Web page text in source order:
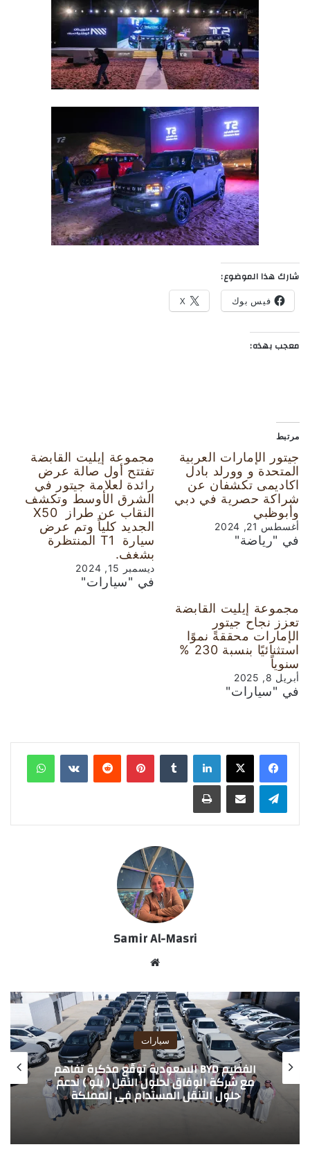
شارك هذا الموضوع:
فيس بوك X
معجب بهذه:
مرتبط
جيتور الإمارات العربية
المتحدة و وورلد بادل
اكاديمى تكشفان عن
شراكة حصرية في دبي
وأبوظبي
أغسطس 21, 2024
في "رياضة"
مجموعة إيليت القابضة
تفتتح أول صالة عرض
رائدة لعلامة جيتور في
الشرق الأوسط وتكشف
النقاب عن طراز X50
الجديد كلياً وتم عرض
سيارة T1 المنتظرة
بشغف.
ديسمبر 15, 2024
في "سيارات"
مجموعة إيليت القابضة
تعزز نجاح جيتور
الإمارات محققةً نموًا
استثنائيًا بنسبة 230 %
سنوياً
أبريل 8, 2025
في "سيارات"
لينكدإن بينتيريست
Samir Al-Masri
الوي
ب
سيارات
الفطيم BYD السعودية توقّع مذكرة تفاهم
مع شركة الوفاق لحلول النقل ( يلو ) لدعم
حلول التنقل المستدام في المملكة